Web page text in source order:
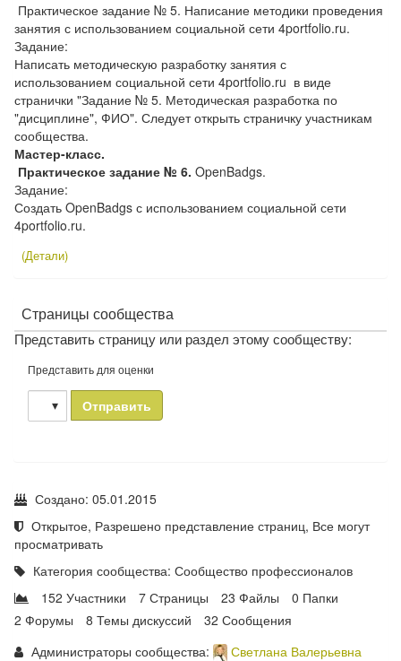
Практическое задание № 5. Написание методики проведения
занятия с использованием социальной сети 4portfolio.ru.
Задание:
Написать методическую разработку занятия с
использованием социальной сети 4portfolio.ru в виде
странички "Задание № 5. Методическая разработка по
"дисциплине", ФИО". Следует открыть страничку участникам
сообщества.
Мастер-класс.
Практическое задание № 6. OpenBadgs.
Задание:
Создать OpenBadgs с использованием социальной сети
4portfolio.ru.
(Детали)
Страницы сообщества
Представить страницу или раздел этому сообществу:
Представить для оценки
Отправить
Создано: 05.01.2015
Открытое, Разрешено представление страниц, Все могут
просматривать
Категория сообщества: Сообщество профессионалов
152 Участники
7 Страницы 23 Файлы
0 Папки
2 Форумы
8 Темы дискуссий
32 Сообщения
Администраторы сообщества:
Светлана Валерьевна